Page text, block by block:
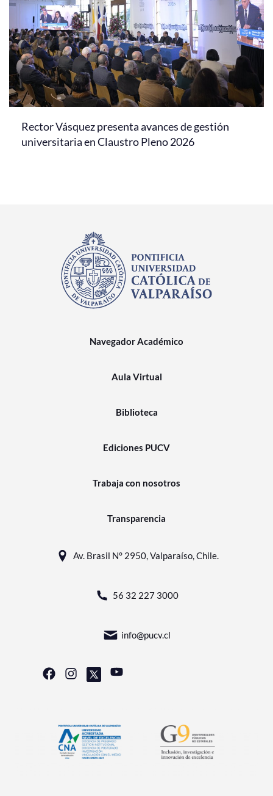
Rector Vásquez presenta avances de gestión
universitaria en Claustro Pleno 2026
Navegador Académico
Aula Virtual
Biblioteca
Ediciones PUCV
Trabaja con nosotros
Transparencia
Av. Brasil N° 2950, Valparaíso, Chile.
56 32 227 3000
info@pucv.cl